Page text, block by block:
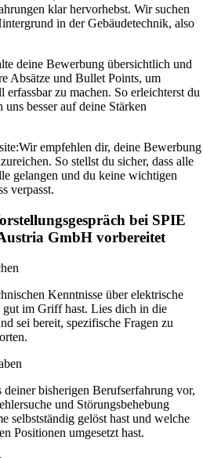
klar hervorhebst. Wir suchen
in der Gebäudetechnik, also
deine Bewerbung übersichtlich und
Absätze und Bullet Points, um
zu machen. So erleichterst du
besser auf deine Stärken
Wir empfehlen dir, deine Bewerbung
So stellst du sicher, dass alle
gelangen und du keine wichtigen
verpasst.
bei SPIE
GmbH vorbereitet
Kenntnisse über elektrische
im Griff hast. Lies dich in die
sei bereit, spezifische Fragen zu
bisherigen Berufserfahrung vor,
und Störungsbehebung
selbstständig gelöst hast und welche
Positionen umgesetzt hast.